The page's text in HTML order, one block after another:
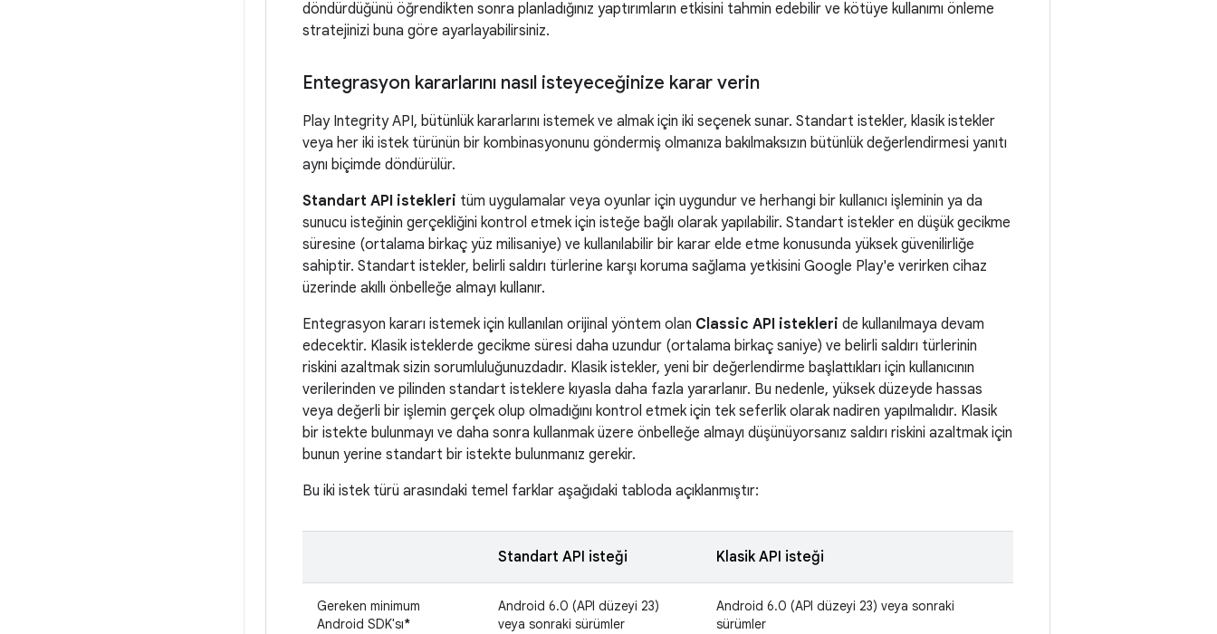
döndürdüğünü öğrendikten sonra planladığınız yaptırımların etkisini tahmin edebilir ve kötüye kullanımı önleme
stratejinizi buna göre ayarlayabilirsiniz.
Entegrasyon kararlarını nasıl isteyeceğinize karar verin
Play Integrity API, bütünlük kararlarını istemek ve almak için iki seçenek sunar. Standart istekler, klasik istekler
veya her iki istek türünün bir kombinasyonunu göndermiş olmanıza bakılmaksızın bütünlük değerlendirmesi yanıtı
aynı biçimde döndürülür.
Standart API istekleri tüm uygulamalar veya oyunlar için uygundur ve herhangi bir kullanıcı işleminin ya da
sunucu isteğinin gerçekliğini kontrol etmek için isteğe bağlı olarak yapılabilir. Standart istekler en düşük gecikme
süresine (ortalama birkaç yüz milisaniye) ve kullanılabilir bir karar elde etme konusunda yüksek güvenilirliğe
sahiptir. Standart istekler, belirli saldırı türlerine karşı koruma sağlama yetkisini Google Play'e verirken cihaz
üzerinde akıllı önbelleğe almayı kullanır.
Entegrasyon kararı istemek için kullanılan orijinal yöntem olan Classic API istekleri de kullanılmaya devam
edecektir. Klasik isteklerde gecikme süresi daha uzundur (ortalama birkaç saniye) ve belirli saldırı türlerinin
riskini azaltmak sizin sorumluluğunuzdadır. Klasik istekler, yeni bir değerlendirme başlattıkları için kullanıcının
verilerinden ve pilinden standart isteklere kıyasla daha fazla yararlanır. Bu nedenle, yüksek düzeyde hassas
veya değerli bir işlemin gerçek olup olmadığını kontrol etmek için tek seferlik olarak nadiren yapılmalıdır. Klasik
bir istekte bulunmayı ve daha sonra kullanmak üzere önbelleğe almayı düşünüyorsanız saldırı riskini azaltmak için
bunun yerine standart bir istekte bulunmanız gerekir.
Bu iki istek türü arasındaki temel farklar aşağıdaki tabloda açıklanmıştır:
Standart API isteği Klasik API isteği
Gereken minimum
Android SDK'sı*
Android 6.0 (API düzeyi 23)
veya sonraki sürümler
Android 6.0 (API düzeyi 23) veya sonraki
sürümler